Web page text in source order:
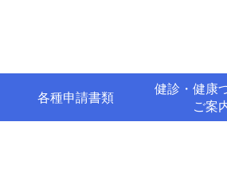
各種申請書類
健診・健康
ご案